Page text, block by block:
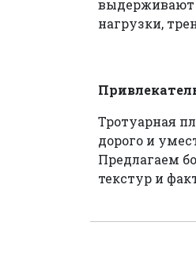
выдерживают
нагрузки,
Тротуарная
дорого и
Предлагаем
текстур и